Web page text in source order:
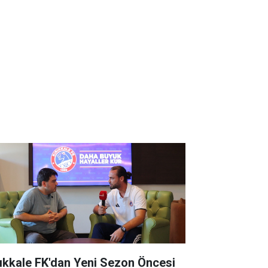
FK'dan Yeni Sezon Öncesi